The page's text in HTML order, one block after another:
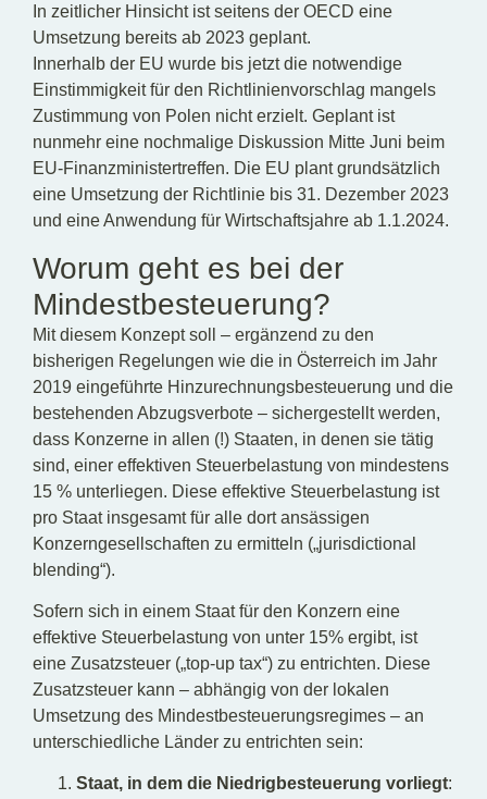
In zeitlicher Hinsicht ist seitens der OECD eine
Umsetzung bereits ab 2023 geplant.
Innerhalb der EU wurde bis jetzt die notwendige
Einstimmigkeit für den Richtlinienvorschlag mangels
Zustimmung von Polen nicht erzielt. Geplant ist
nunmehr eine nochmalige Diskussion Mitte Juni beim
EU-Finanzministertreffen. Die EU plant grundsätzlich
eine Umsetzung der Richtlinie bis 31. Dezember 2023
und eine Anwendung für Wirtschaftsjahre ab 1.1.2024.
Worum geht es bei der
Mindestbesteuerung?
Mit diesem Konzept soll – ergänzend zu den
bisherigen Regelungen wie die in Österreich im Jahr
2019 eingeführte Hinzurechnungsbesteuerung und die
bestehenden Abzugsverbote – sichergestellt werden,
dass Konzerne in allen (!) Staaten, in denen sie tätig
sind, einer effektiven Steuerbelastung von mindestens
15 % unterliegen. Diese effektive Steuerbelastung ist
pro Staat insgesamt für alle dort ansässigen
Konzerngesellschaften zu ermitteln („jurisdictional
blending“).
Sofern sich in einem Staat für den Konzern eine
effektive Steuerbelastung von unter 15% ergibt, ist
eine Zusatzsteuer („top-up tax“) zu entrichten. Diese
Zusatzsteuer kann – abhängig von der lokalen
Umsetzung des Mindestbesteuerungsregimes – an
unterschiedliche Länder zu entrichten sein:
Staat, in dem die Niedrigbesteuerung vorliegt: